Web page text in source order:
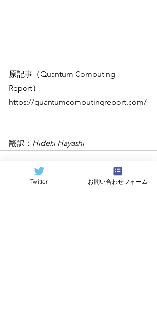
=========================
====
原記事（Quantum Computing
Report）
https://quantumcomputingreport.com/
翻訳： Hideki Hayashi
Twitter お問い合わせフォーム